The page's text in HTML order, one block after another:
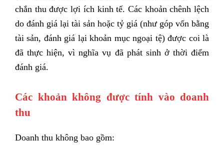
chắn thu được lợi ích kinh tế. Các khoản chênh lệch
do đánh giá lại tài sản hoặc tỷ giá (như góp vốn bằng
tài sản, đánh giá lại khoản mục ngoại tệ) được coi là
đã thực hiện, vì nghĩa vụ đã phát sinh ở thời điểm
đánh giá.
Các khoản không được tính vào doanh
thu
Doanh thu không bao gồm: